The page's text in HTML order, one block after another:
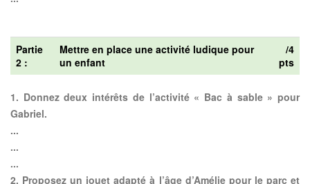
Partie
2 :
Mettre en place une activité ludique pour
un enfant
/4
pts
1. Donnez deux intérêts de l’activité « Bac à sable » pour
Gabriel.
...
...
...
2. Proposez un jouet adapté à l’âge d’Amélie pour le parc et